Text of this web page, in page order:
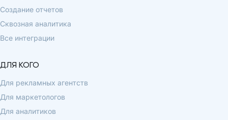
Создание отчетов
Сквозная аналитика
Все интеграции
ДЛЯ КОГО
Для рекламных агентств
Для маркетологов
Для аналитиков